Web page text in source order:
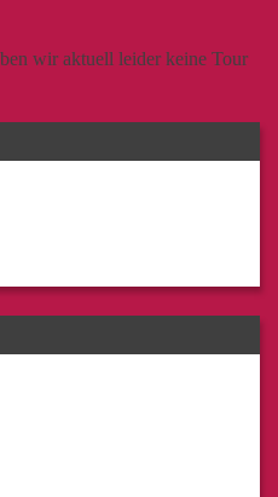
wir aktuell leider keine Tour